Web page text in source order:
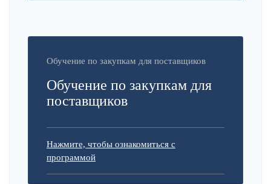
Обучение по закупкам для поставщиков
Обучение по закупкам для
поставщиков
Нажмите, чтобы ознакомиться с
программой